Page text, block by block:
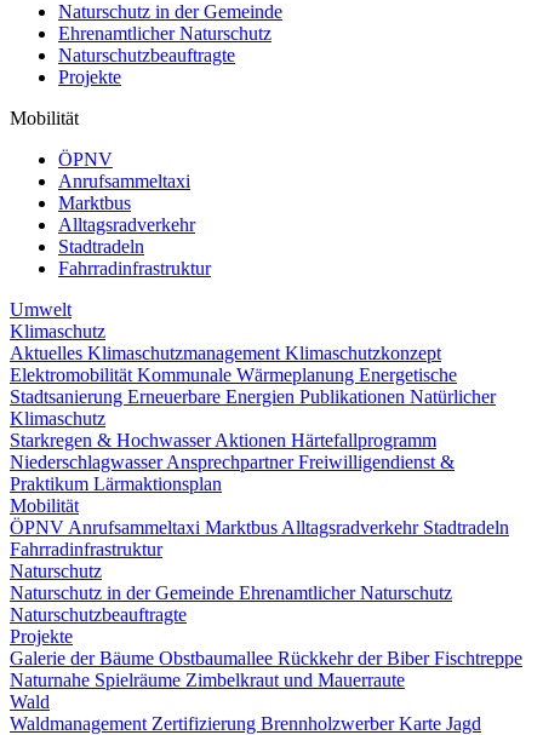
Naturschutz in der Gemeinde
Ehrenamtlicher Naturschutz
Naturschutzbeauftragte
Projekte
Mobilität
ÖPNV
Anrufsammeltaxi
Marktbus
Alltagsradverkehr
Stadtradeln
Fahrradinfrastruktur
Umwelt
Klimaschutz
Aktuelles Klimaschutzmanagement Klimaschutzkonzept
Elektromobilität Kommunale Wärmeplanung Energetische
Stadtsanierung Erneuerbare Energien Publikationen Natürlicher
Klimaschutz
Starkregen & HochwasserAktionen Härtefallprogramm
NiederschlagwasserAnsprechpartnerFreiwilligendienst &
Praktikum Lärmaktionsplan
Mobilität
ÖPNV Anrufsammeltaxi Marktbus Alltagsradverkehr Stadtradeln
Fahrradinfrastruktur
Naturschutz
Naturschutz in der Gemeinde Ehrenamtlicher Naturschutz
Naturschutzbeauftragte
Projekte
Galerie der Bäume Obstbaumallee Rückkehr der BiberFischtreppe
Naturnahe Spielräume Zimbelkraut und Mauerraute
Wald
Waldmanagement Zertifizierung BrennholzwerberKarte Jagd